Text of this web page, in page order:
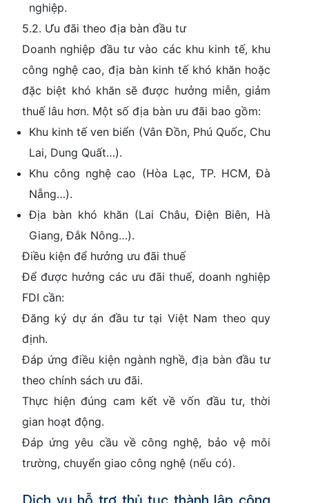
nghiệp.
5.2. Ưu đãi theo địa bàn đầu tư
Doanh nghiệp đầu tư vào các khu kinh tế, khu
công nghệ cao, địa bàn kinh tế khó khăn hoặc
đặc biệt khó khăn sẽ được hưởng miễn, giảm
thuế lâu hơn. Một số địa bàn ưu đãi bao gồm:
Khu kinh tế ven biển (Vân Đồn, Phú Quốc, Chu
Lai, Dung Quất…).
Khu công nghệ cao (Hòa Lạc, TP. HCM, Đà
Nẵng…).
Địa bàn khó khăn (Lai Châu, Điện Biên, Hà
Giang, Đắk Nông…).
Điều kiện để hưởng ưu đãi thuế
Để được hưởng các ưu đãi thuế, doanh nghiệp
FDI cần:
Đăng ký dự án đầu tư tại Việt Nam theo quy
định.
Đáp ứng điều kiện ngành nghề, địa bàn đầu tư
theo chính sách ưu đãi.
Thực hiện đúng cam kết về vốn đầu tư, thời
gian hoạt động.
Đáp ứng yêu cầu về công nghệ, bảo vệ môi
trường, chuyển giao công nghệ (nếu có).